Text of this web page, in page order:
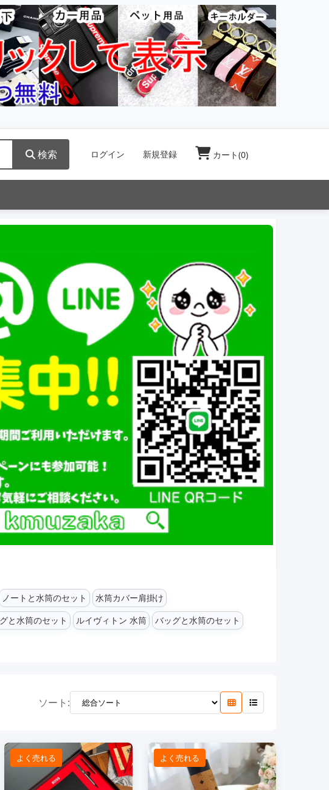
検索 ログイン 新規登録 カート(0)
ノートと水筒のセット
水筒カバー肩掛け
と水筒のセット ルイヴィトン 水筒
バッグと水筒のセット
ソート:
よく売れる よく売れる